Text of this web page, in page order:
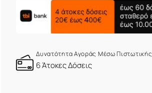
Δυνατότητα Αγοράς Μέσω Πιστωτικής
6 Άτοκες Δόσεις